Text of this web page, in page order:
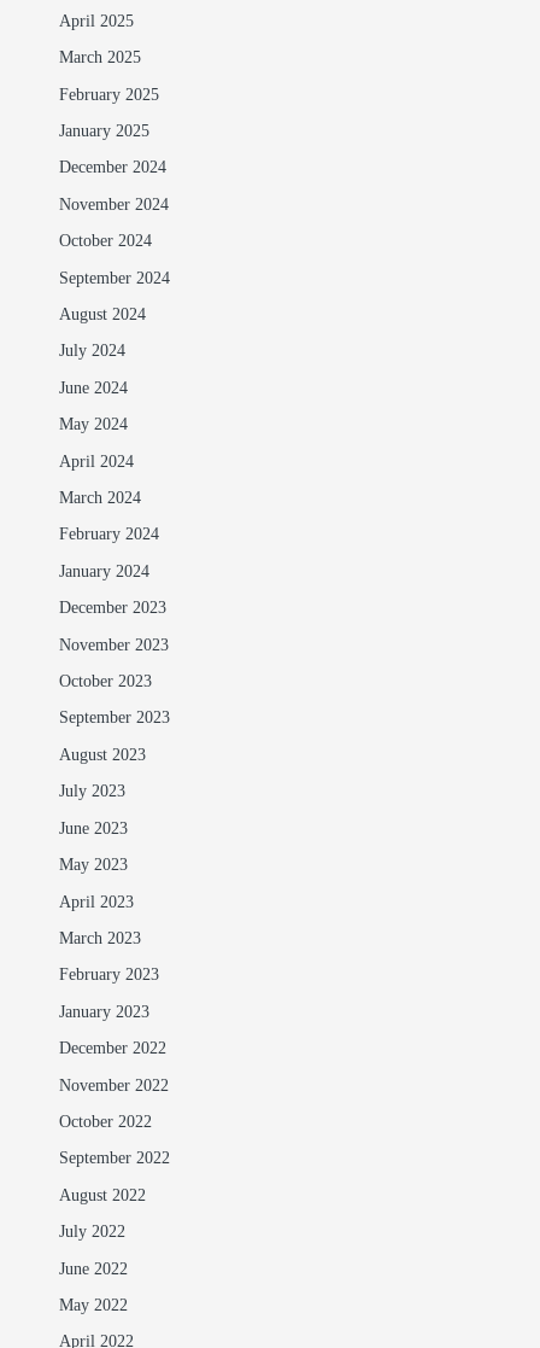
April 2025
March 2025
February 2025
January 2025
December 2024
November 2024
October 2024
September 2024
August 2024
July 2024
June 2024
May 2024
April 2024
March 2024
February 2024
January 2024
December 2023
November 2023
October 2023
September 2023
August 2023
July 2023
June 2023
May 2023
April 2023
March 2023
February 2023
January 2023
December 2022
November 2022
October 2022
September 2022
August 2022
July 2022
June 2022
May 2022
April 2022